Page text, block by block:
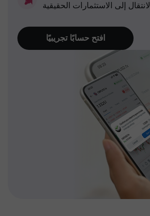
الانتقال إلى الاستثمارات الحقيقية
افتح حسابًا تجريبيًا